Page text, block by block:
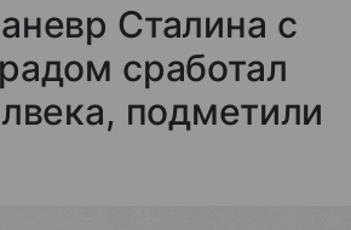
Сталина с
сработал
подметили